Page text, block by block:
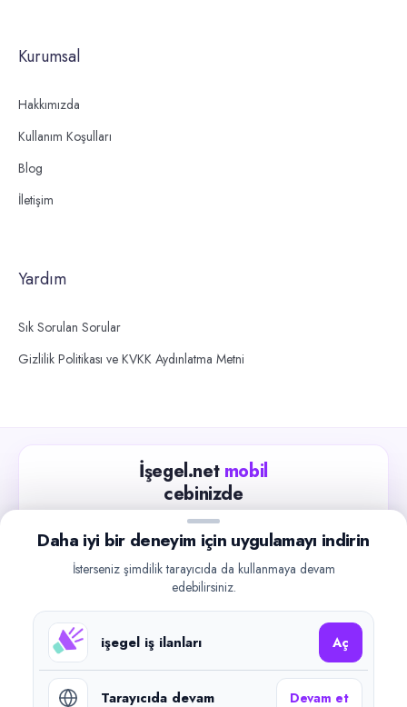
Kurumsal
Hakkımızda
Kullanım Koşulları
Blog
İletişim
Yardım
Sık Sorulan Sorular
Gizlilik Politikası ve KVKK Aydınlatma Metni
İşegel.net mobil
cebinizde
Güncel iş ilanlarını takip edin, işverenlerle hızlıca
iletişime geçin.
Google Play
©2026işegel.net. Tüm hakları saklıdır.
Daha iyi bir deneyim için uygulamayı indirin
İsterseniz şimdilik tarayıcıda da kullanmaya devam
edebilirsiniz.
işegel iş ilanları Aç
Tarayıcıda devam Devam et